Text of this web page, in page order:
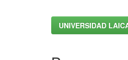
UNIVERSIDAD